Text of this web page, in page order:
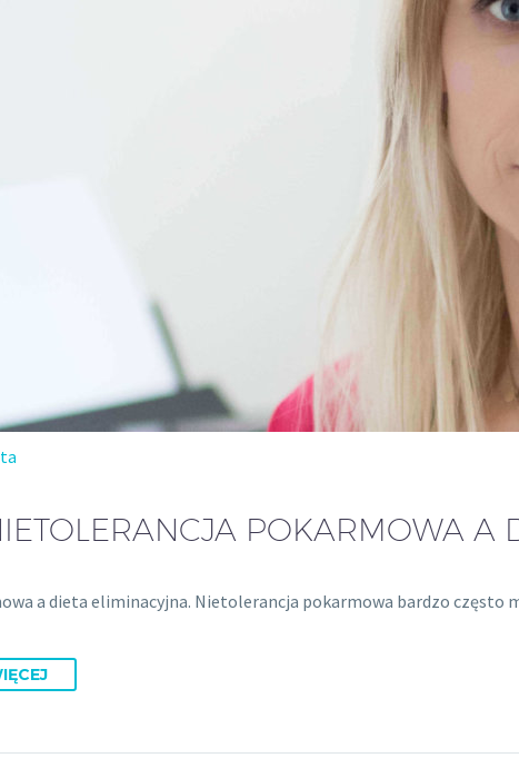
POKARMOWA A
a dieta eliminacyjna. Nietolerancja pokarmowa bardzo